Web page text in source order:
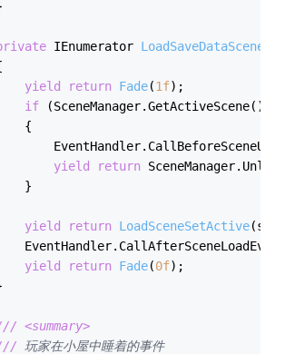
IEnumerator LoadSaveDataScene
yield
return Fade(1f) ;
if
{
yield
return
}
yield return LoadSceneSetActive(
yield
return Fade(0f) ;
<summary>
玩家在小屋中睡着的事件